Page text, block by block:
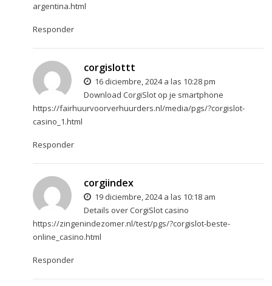
argentina.html
Responder
corgislottt
16 diciembre, 2024 a las 10:28 pm
Download CorgiSlot op je smartphone
https://fairhuurvoorverhuurders.nl/media/pgs/?corgislot-
casino_1.html
Responder
corgiindex
19 diciembre, 2024 a las 10:18 am
Details over CorgiSlot casino
https://zingenindezomer.nl/test/pgs/?corgislot-beste-
online_casino.html
Responder